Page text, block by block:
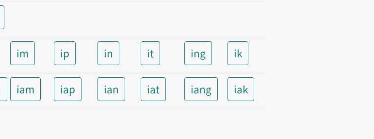
im ip in it ing ik
iam iap ian iat iang iak